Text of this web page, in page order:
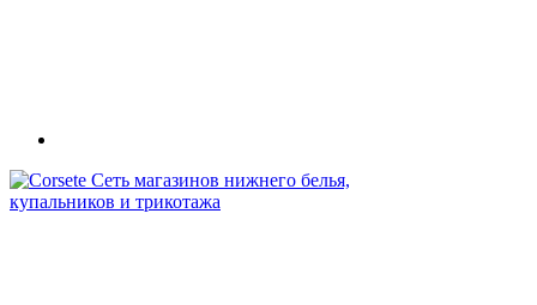
Сеть магазинов нижнего белья,
купальников и трикотажа